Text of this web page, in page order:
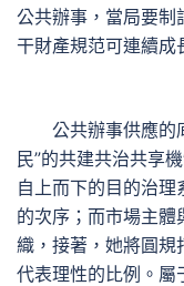
公共辦事，當局要制
干財產規范可連續成
公共辦事供應的
民”的共建共治共享
自上而下的目的治
的次序；而市場主體
織，接著，她將圓規
代表理性的比例。屬